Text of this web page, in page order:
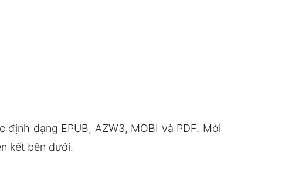
dạng EPUB, AZW3, MOBI và PDF. Mời
kết bên dưới.